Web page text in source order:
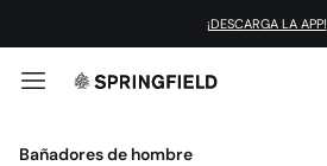
¡DESCARGA LA APP!
Bañadores de hombre